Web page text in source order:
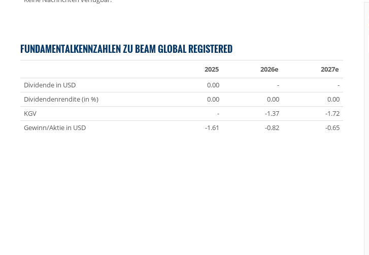
FUNDAMENTALKENNZAHLEN ZU BEAM GLOBAL REGISTERED
2025 2026e
2027e
Dividende in USD
0.00 -
-
Dividendenrendite (in %)
0.00 0.00
0.00
KGV
- -1.37
-1.72
Gewinn/Aktie in USD
-1.61 -0.82 -0.65